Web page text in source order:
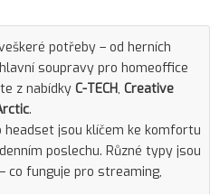
potřeby – od herních
soupravy pro homeoffice
z nabídky C-TECH, Creative
.
headset jsou klíčem ke komfortu
poslechu. Různé typy jsou
co funguje pro streaming,